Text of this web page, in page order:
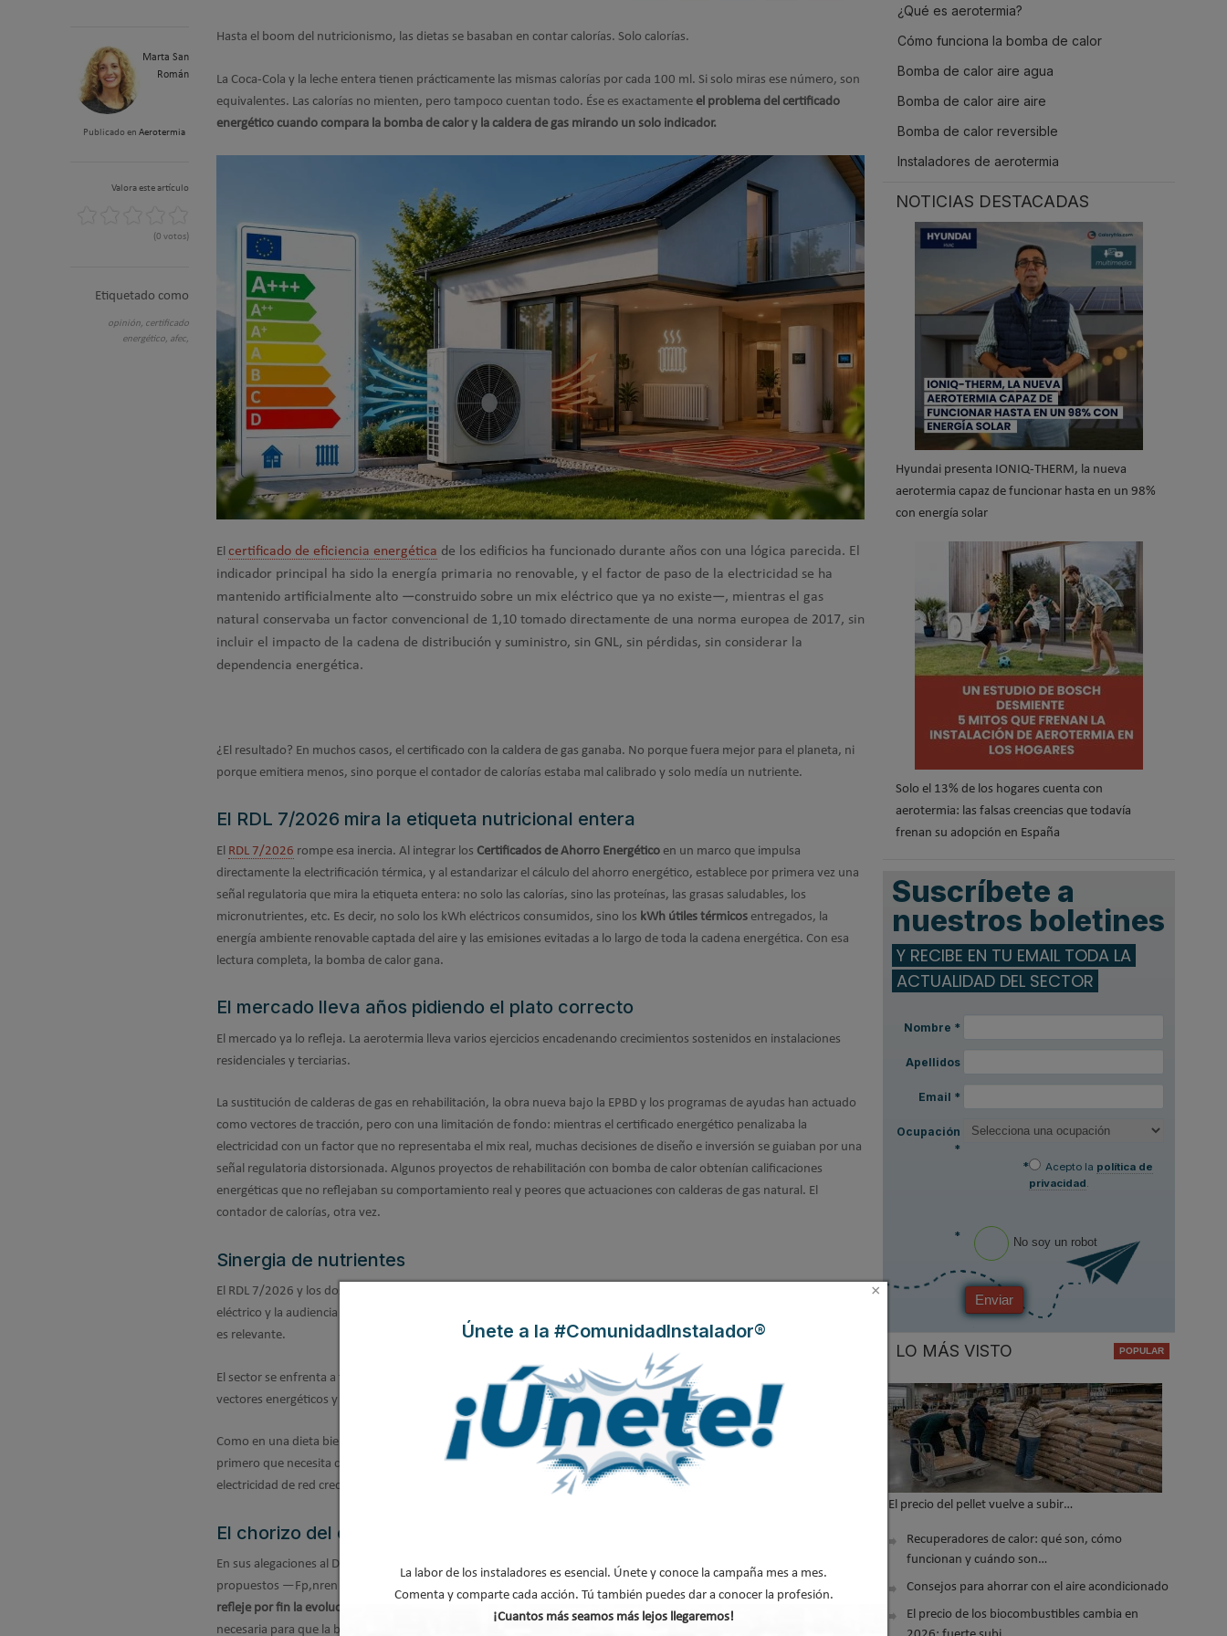
Marta San
Román
Publicado en Aerotermia
Valora este artículo
(0 votos)
Etiquetado como
opinión, certificado
energético, afec,
Hasta el boom del nutricionismo, las dietas se basaban en contar calorías. Solo calorías.
La Coca-Cola y la leche entera tienen prácticamente las mismas calorías por cada 100 ml. Si solo miras ese número, son
equivalentes. Las calorías no mienten, pero tampoco cuentan todo. Ése es exactamente el problema del certificado
energético cuando compara la bomba de calor y la caldera de gas mirando un solo indicador.
El certificado de eficiencia energética de los edificios ha funcionado durante años con una lógica parecida. El
indicador principal ha sido la energía primaria no renovable, y el factor de paso de la electricidad se ha
mantenido artificialmente alto —construido sobre un mix eléctrico que ya no existe—, mientras el gas
natural conservaba un factor convencional de 1,10 tomado directamente de una norma europea de 2017, sin
incluir el impacto de la cadena de distribución y suministro, sin GNL, sin pérdidas, sin considerar la
dependencia energética.
¿El resultado? En muchos casos, el certificado con la caldera de gas ganaba. No porque fuera mejor para el planeta, ni
porque emitiera menos, sino porque el contador de calorías estaba mal calibrado y solo medía un nutriente.
El RDL 7/2026 mira la etiqueta nutricional entera
El RDL 7/2026 rompe esa inercia. Al integrar los Certificados de Ahorro Energético en un marco que impulsa
directamente la electrificación térmica, y al estandarizar el cálculo del ahorro energético, establece por primera vez una
señal regulatoria que mira la etiqueta entera: no solo las calorías, sino las proteínas, las grasas saludables, los
micronutrientes, etc. Es decir, no solo los kWh eléctricos consumidos, sino los kWh útiles térmicos entregados, la
energía ambiente renovable captada del aire y las emisiones evitadas a lo largo de toda la cadena energética. Con esa
lectura completa, la bomba de calor gana.
El mercado lleva años pidiendo el plato correcto
El mercado ya lo refleja. La aerotermia lleva varios ejercicios encadenando crecimientos sostenidos en instalaciones
residenciales y terciarias.
La sustitución de calderas de gas en rehabilitación, la obra nueva bajo la EPBD y los programas de ayudas han actuado
como vectores de tracción, pero con una limitación de fondo: mientras el certificado energético penalizaba la
electricidad con un factor que no representaba el mix real, muchas decisiones de diseño e inversión se guiaban por una
señal regulatoria distorsionada. Algunos proyectos de rehabilitación con bomba de calor obtenían calificaciones
energéticas que no reflejaban su comportamiento real y peores que actuaciones con calderas de gas natural. El
contador de calorías, otra vez.
Sinergia de nutrientes
El RDL 7/2026 y los dos
eléctrico y la audiencia sobre el Documento Reconocido de certificación— llegan simultáneamente, y esa simultaneidad
es relevante.
El sector se enfrenta a tres nutrientes que deben cuadrar a la vez: la señal de los CAE, los factores de paso de los
vectores energéticos y el escalado de calificaciones del certificado.
Como en una dieta bien diseñada, no basta con corregir un nutriente si los otros dos siguen mal calculados. Y el
primero que necesita corrección es el más básico: la tabla nutricional del edificio lleva años desactualizada. Una
electricidad de red crecientemente renovable debe reflejarse en la certificación energética.
El chorizo del cocido
En sus alegaciones al Documento Reconocido, desde AFEC
hemos valorado la orientación de los factores eléctricos
propuestos —Fp,nren = 0,11 y KCO₂e = 0,025 kgCO₂e/kWh final— precisamente porque permiten que
la certificación
refleje por fin la evolución renovable del sistema eléctrico español
. Un factor eléctrico actualizado es condición
necesaria para que la bomba de calor obtenga en el certificado la calificación que merece.
¿Qué es aerotermia?
Cómo funciona la bomba de calor
Bomba de calor aire agua
Bomba de calor aire aire
Bomba de calor reversible
Instaladores de aerotermia
NOTICIAS DESTACADAS
Hyundai presenta IONIQ-THERM, la nueva
aerotermia capaz de funcionar hasta en un 98%
con energía solar
Solo el 13% de los hogares cuenta con
aerotermia: las falsas creencias que todavía
frenan su adopción en España
Suscríbete a
nuestros boletines
Y RECIBE EN TU EMAIL TODA LA
ACTUALIDAD DEL SECTOR
Nombre *
Apellidos
Email *
Ocupación
*
*
Acepto la política de
privacidad.
* No soy un robot
Enviar
LO MÁS VISTO
El precio del pellet vuelve a subir…
Recuperadores de calor: qué son, cómo
funcionan y cuándo son…
Consejos para ahorrar con el aire acondicionado
El precio de los biocombustibles cambia en
×
Únete a la #ComunidadInstalador®
La labor de los instaladores es esencial. Únete y conoce la campaña mes a mes.
Comenta y comparte cada acción. Tú también puedes dar a conocer la profesión.
¡Cuantos más seamos más lejos llegaremos!